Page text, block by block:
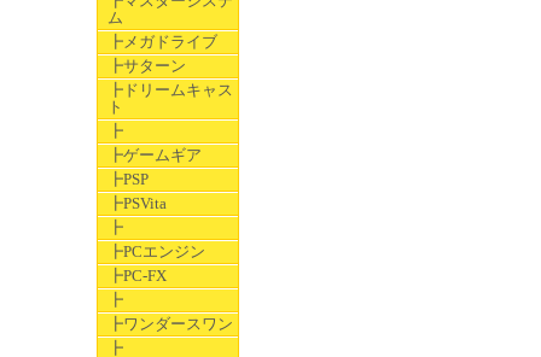
ム
┣メガドライブ
┣サターン
┣ドリームキャス
ト
┣
┣ゲームギア
┣PSP
┣PSVita
┣
┣PCエンジン
┣PC-FX
┣
┣ワンダースワン
┣